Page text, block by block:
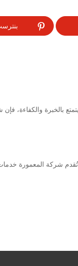
بالخبرة والكفاءة، فإن
شركة المعمورة